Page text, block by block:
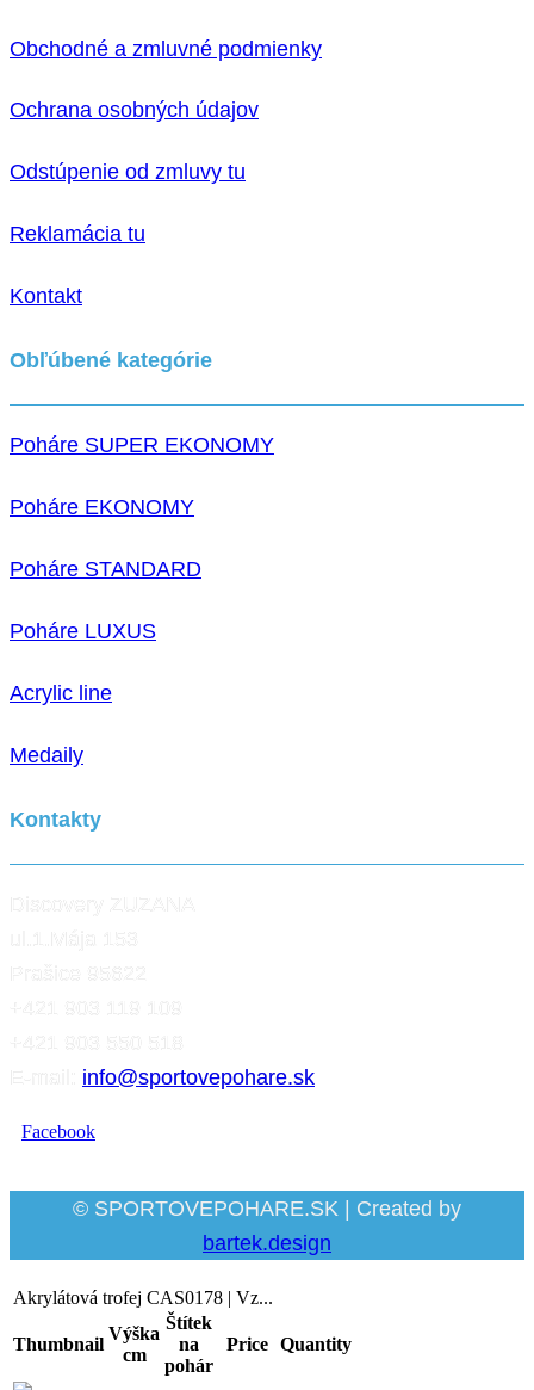
Obchodné a zmluvné podmienky
Ochrana osobných údajov
Odstúpenie od zmluvy tu
Reklamácia tu
Kontakt
Obľúbené kategórie
Poháre SUPER EKONOMY
Poháre EKONOMY
Poháre STANDARD
Poháre LUXUS
Acrylic line
Medaily
Kontakty
info@sportovepohare.sk
Facebook
© SPORTOVEPOHARE.SK | Created by
bartek.design
Akrylátová trofej CAS0178 | Vz...
Thumbnail
Výška
cm
Štítek
na
pohár
Price Quantity